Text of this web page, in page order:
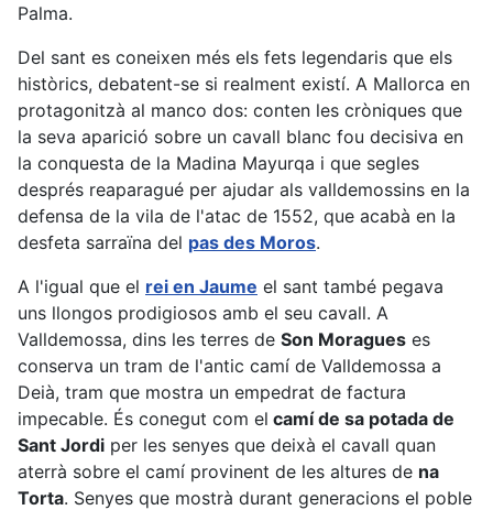
Palma.
Del sant es coneixen més els fets legendaris que els
històrics, debatent-se si realment existí. A Mallorca en
protagonitzà al manco dos: conten les cròniques que
la seva aparició sobre un cavall blanc fou decisiva en
la conquesta de la Madina Mayurqa i que segles
després reaparagué per ajudar als valldemossins en la
defensa de la vila de l'atac de 1552, que acabà en la
desfeta sarraïna del pas des Moros.
A l'igual que el rei en Jaume el sant també pegava
uns llongos prodigiosos amb el seu cavall. A
Valldemossa, dins les terres de Son Moragues es
conserva un tram de l'antic camí de Valldemossa a
Deià, tram que mostra un empedrat de factura
impecable. És conegut com el camí de sa potada de
Sant Jordi per les senyes que deixà el cavall quan
aterrà sobre el camí provinent de les altures de na
Torta. Senyes que mostrà durant generacions el poble